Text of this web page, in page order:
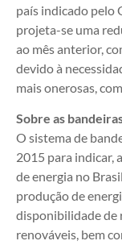
país indicado pelo
projeta-se uma
ao mês anterior,
devido à
mais onerosas,
Sobre as
O sistema de
2015 para indicar,
de energia no
produção de
disponibilidade de
renováveis, bem